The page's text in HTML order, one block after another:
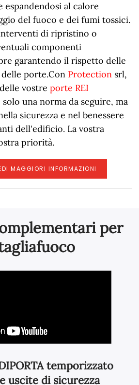
al calore
del fuoco e dei fumi tossici.
di ripristino o
componenti
garantendo il rispetto delle
porte.Con Protection srl,
vostre porte REI
solo una norma da seguire, ma
sicurezza e nel benessere
dell'edificio. La vostra
priorità.
MAGGIORI INFORMAZIONI
per
temporizzato
uscite di sicurezza